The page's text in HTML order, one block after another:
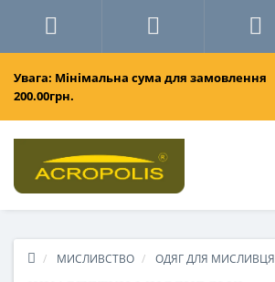
Увага: Мінімальна сума для замовлення
200.00грн.
МИСЛИВСТВО ОДЯГ ДЛЯ МИСЛИВЦЯ